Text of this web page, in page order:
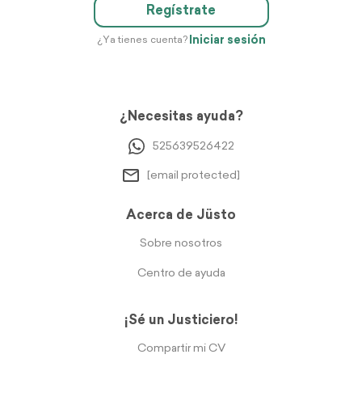
Regístrate
¿Ya tienes cuenta? Iniciar sesión
¿Necesitas ayuda?
525639526422
[email protected]
Acerca de Jüsto
Sobre nosotros
Centro de ayuda
¡Sé un Justiciero!
Compartir mi CV